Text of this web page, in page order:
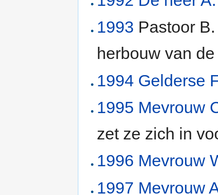
1993 Pastoor
herbouw van
1994 Gelderse
1995 Mevrouw
zet ze zich in
1996 Mevrouw
1997 Mevrouw